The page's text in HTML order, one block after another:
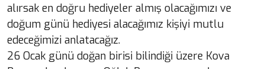
alırsak en doğru hediyeler almış olacağımızı ve
doğum günü hediyesi alacağımız kişiyi mutlu
edeceğimizi anlatacağız.
26 Ocak günü doğan birisi bilindiği üzere Kova